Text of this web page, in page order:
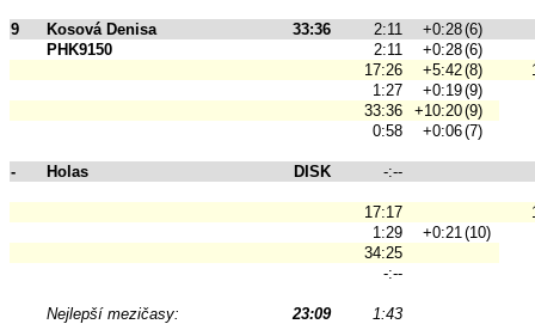
9 Kosová Denisa 33:36 2:11 +0:28(6)
PHK9150
2:11 +0:28(6)
17:26
+5:42(8)
1:27
+0:19(9)
33:36
+10:20(9)
0:58
+0:06(7)
- Holas DISK -:--
17:17
1:29
+0:21(10)
34:25
-:--
Nejlepší mezičasy: 23:09
1:43